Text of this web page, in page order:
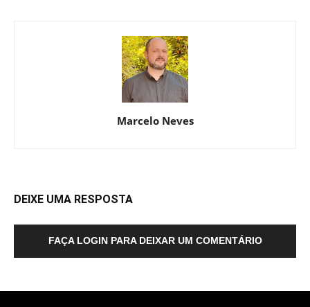
Marcelo Neves
DEIXE UMA RESPOSTA
FAÇA LOGIN PARA DEIXAR UM COMENTÁRIO